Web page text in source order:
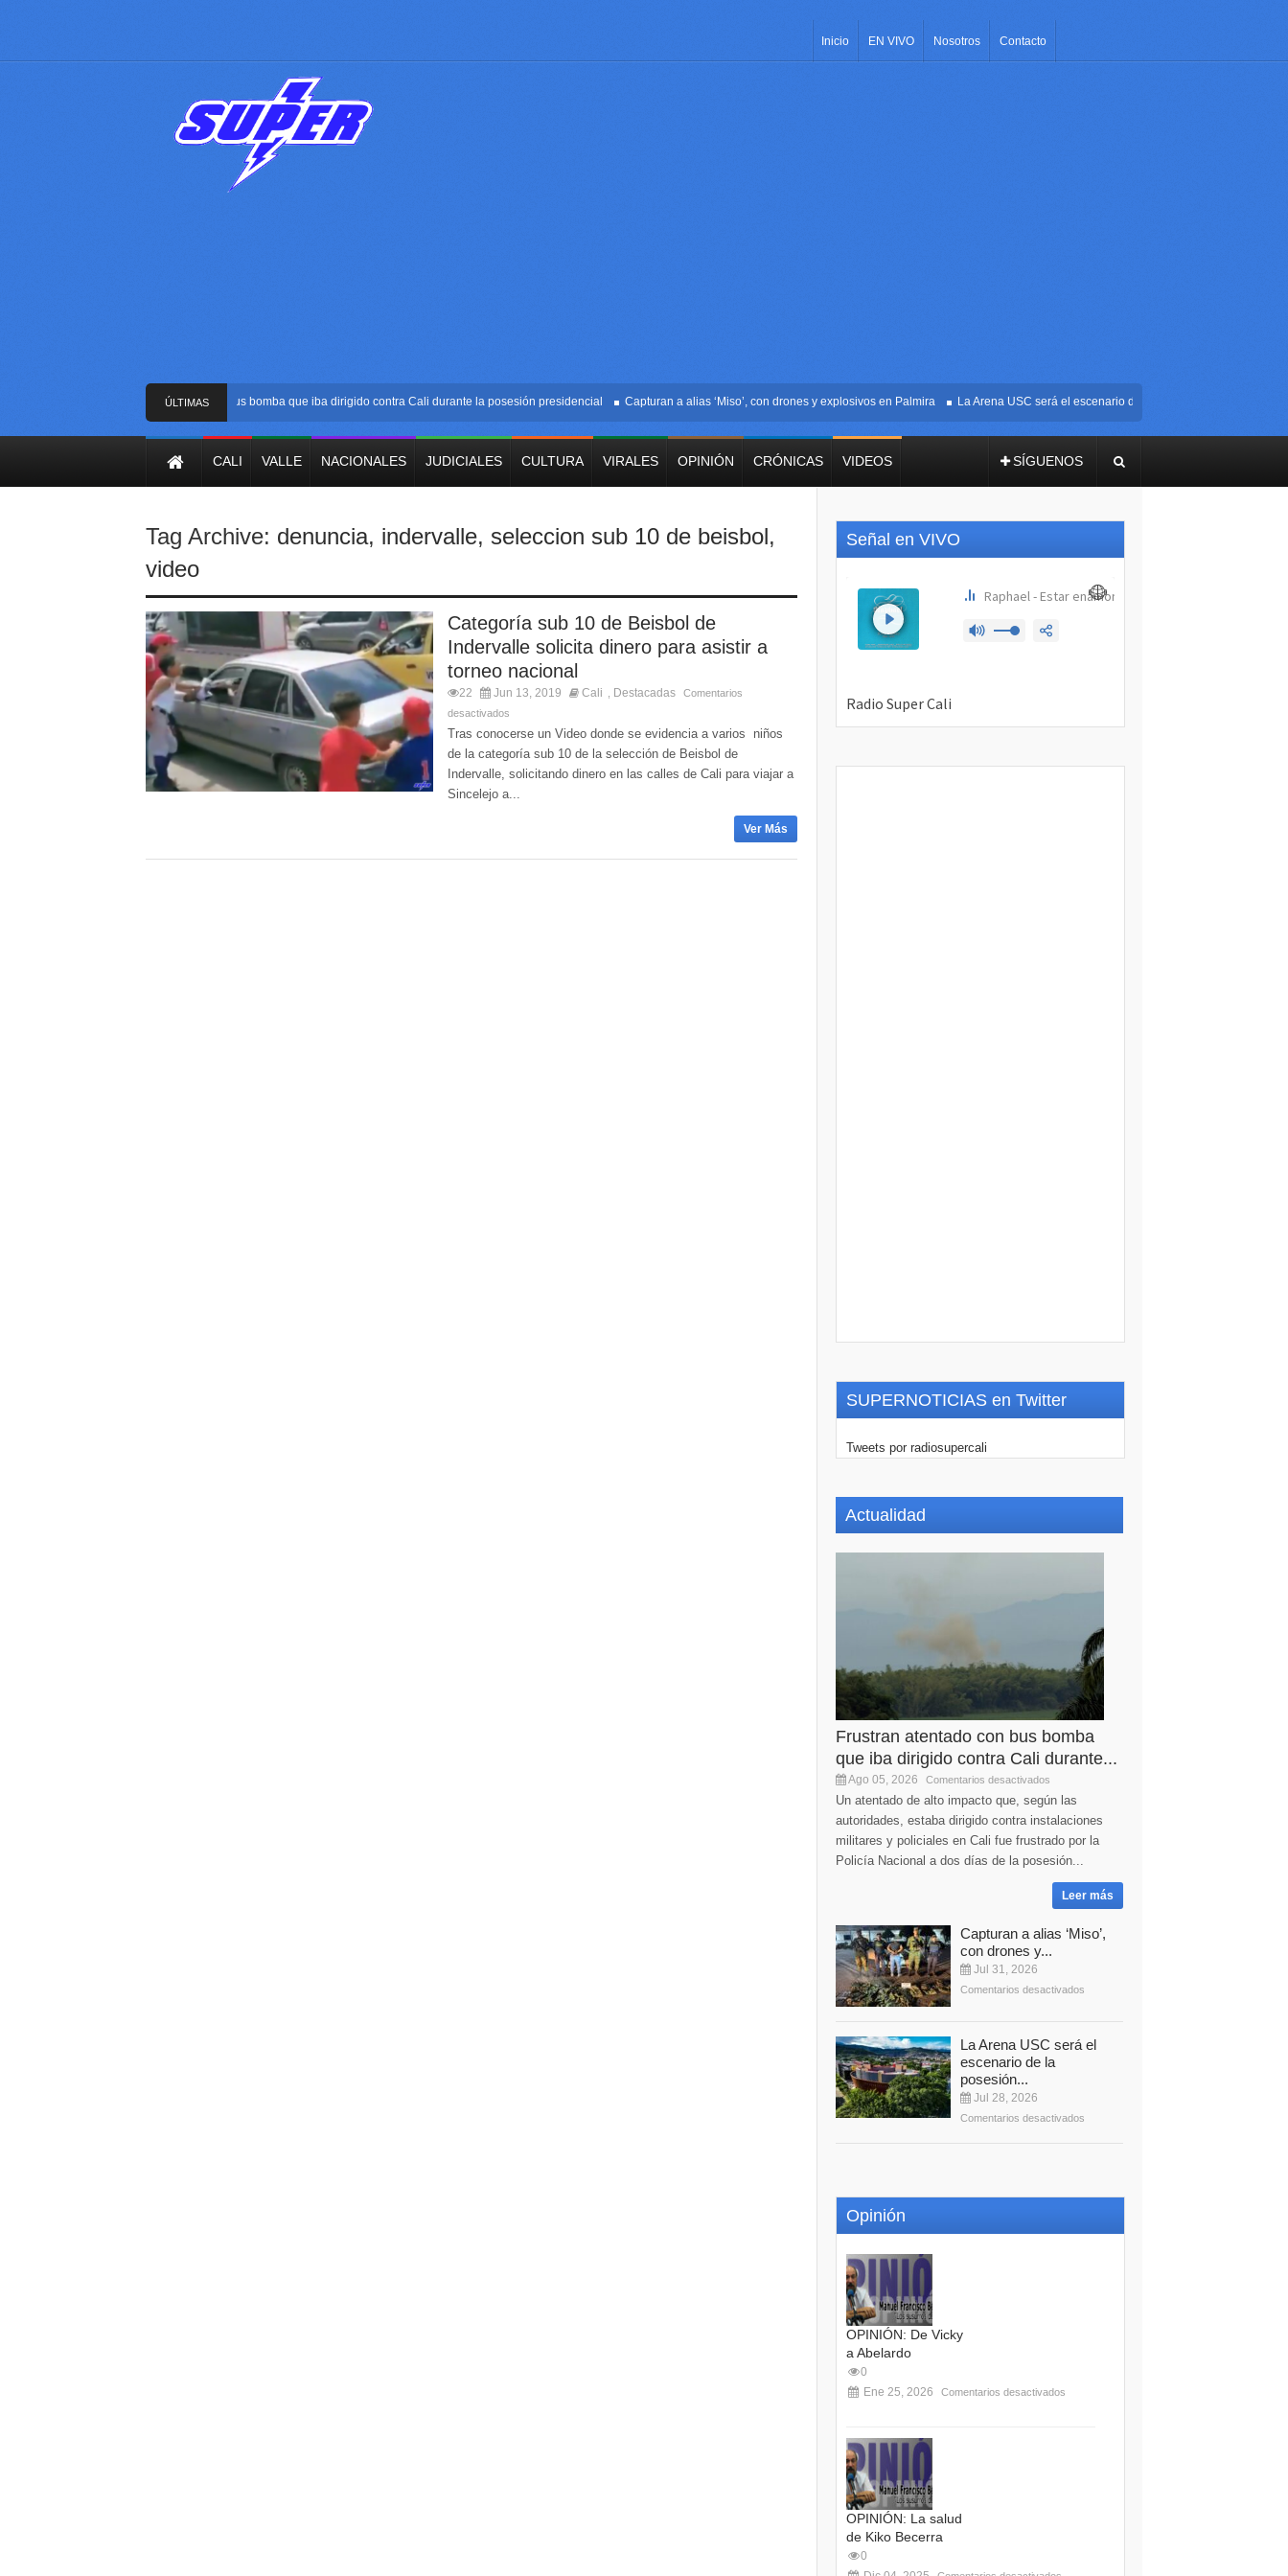
Inicio EN VIVO Nosotros Contacto
ÚLTIMAS
NOTICIAS
Frustran atentado con bus bomba que iba dirigido contra Cali durante la posesión presidencial Capturan a alias ‘Miso’, con drones y explosivos en Palmira La Arena USC será el escenario de la posesión presidencial de
CALI VALLE NACIONALES JUDICIALES CULTURA VIRALES OPINIÓN CRÓNICAS VIDEOS SÍGUENOS
Tag Archive: denuncia, indervalle, seleccion sub 10 de beisbol,
video
Categoría sub 10 de Beisbol de
Indervalle solicita dinero para asistir a
torneo nacional
22 Jun 13, 2019 Cali Destacadas
Comentarios
desactivados
Tras conocerse un Video donde se evidencia a varios niños
de la categoría sub 10 de la selección de Beisbol de
Indervalle, solicitando dinero en las calles de Cali para viajar a
Sincelejo a...
Ver Más
Señal en VIVO
SUPERNOTICIAS en Twitter
Tweets por radiosupercali
Actualidad
Frustran atentado con bus bomba
que iba dirigido contra Cali durante...
Ago 05, 2026 Comentarios desactivados
Un atentado de alto impacto que, según las
autoridades, estaba dirigido contra instalaciones
militares y policiales en Cali fue frustrado por la
Policía Nacional a dos días de la posesión...
Leer más
Capturan a alias ‘Miso’,
con drones y...
Jul 31, 2026
Comentarios desactivados
La Arena USC será el
escenario de la
posesión...
Jul 28, 2026
Comentarios desactivados
Opinión
OPINIÓN: De Vicky
a Abelardo
0
Ene 25, 2026
Comentarios desactivados
OPINIÓN: La salud
de Kiko Becerra
0